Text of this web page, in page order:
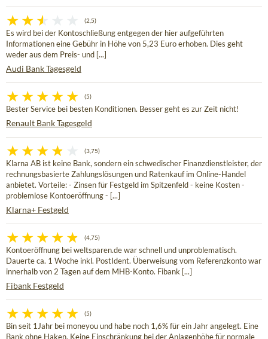
(2,5)
Es wird bei der Kontoschließung entgegen der hier aufgeführten
Informationen eine Gebühr in Höhe von 5,23 Euro erhoben. Dies geht
weder aus dem Preis- und [...]
Audi Bank Tagesgeld
(5)
Bester Service bei besten Konditionen. Besser geht es zur Zeit nicht!
Renault Bank Tagesgeld
(3,75)
Klarna AB ist keine Bank, sondern ein schwedischer Finanzdienstleister, der
rechnungsbasierte Zahlungslösungen und Ratenkauf im Online-Handel
anbietet. Vorteile: - Zinsen für Festgeld im Spitzenfeld - keine Kosten -
problemlose Kontoeröffnung - [...]
Klarna+ Festgeld
(4,75)
Kontoeröffnung bei weltsparen.de war schnell und unproblematisch.
Dauerte ca. 1 Woche inkl. PostIdent. Überweisung vom Referenzkonto war
innerhalb von 2 Tagen auf dem MHB-Konto. Fibank [...]
Fibank Festgeld
(5)
Bin seit 1Jahr bei moneyou und habe noch 1,6% für ein Jahr angelegt. Eine
Bank ohne Haken. Keine Einschränkung bei der Anlagenhöhe für normale